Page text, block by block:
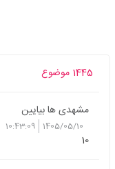
1445 موضوع
مشهدی ها بیایین
1405/05/10
10:43:09
10